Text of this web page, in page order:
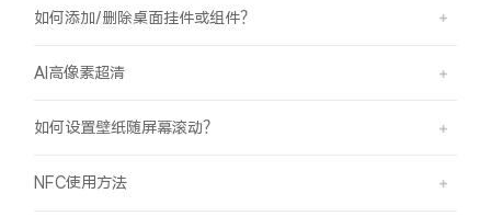
如何添加/删除桌面挂件或组件？
AI高像素超清
如何设置壁纸随屏幕滚动？
NFC使用方法